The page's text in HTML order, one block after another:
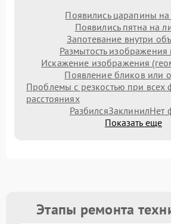
Появились царапины на
Появились пятна на
Запотевание внутри
Размытость изображения
Искажение изображения
Появление бликов или
Проблемы с резкостью при всех
расстояниях
РазбилсяЗаклинилНет
Показать еще
Этапы ремонта